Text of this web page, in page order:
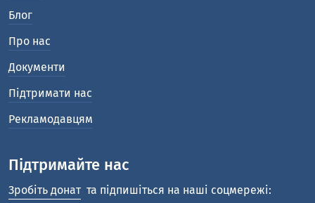
Блог
Про нас
Документи
Підтримати нас
Рекламодавцям
Підтримайте нас
Зробіть донат та підпишіться на наші соцмережі: